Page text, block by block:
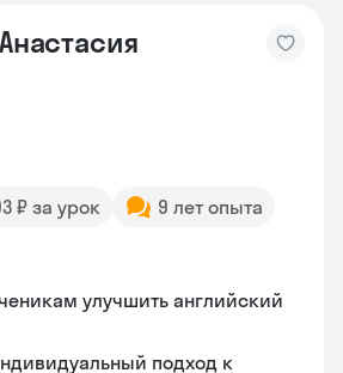
Анастасия
₽ за урок
9 лет опыта
улучшить английский
подход к